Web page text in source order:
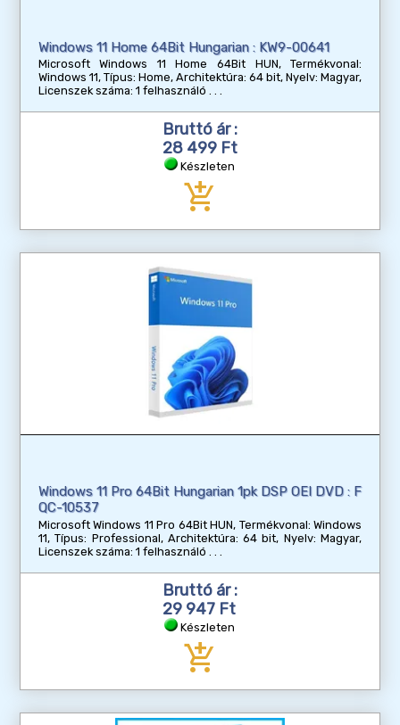
Windows 11 Home 64Bit Hungarian : KW9-00641
Microsoft Windows 11 Home 64Bit HUN, Termékvonal:
Windows 11, Típus: Home, Architektúra: 64 bit, Nyelv: Magyar,
Licenszek száma: 1 felhasználó
Bruttó ár :
28 499 Ft
Készleten
add_shopping_cart
Windows 11 Pro 64Bit Hungarian 1pk DSP OEI DVD : F
QC-10537
Microsoft Windows 11 Pro 64Bit HUN, Termékvonal: Windows
11, Típus: Professional, Architektúra: 64 bit, Nyelv: Magyar,
Licenszek száma: 1 felhasználó
Bruttó ár :
29 947 Ft
Készleten
add_shopping_cart